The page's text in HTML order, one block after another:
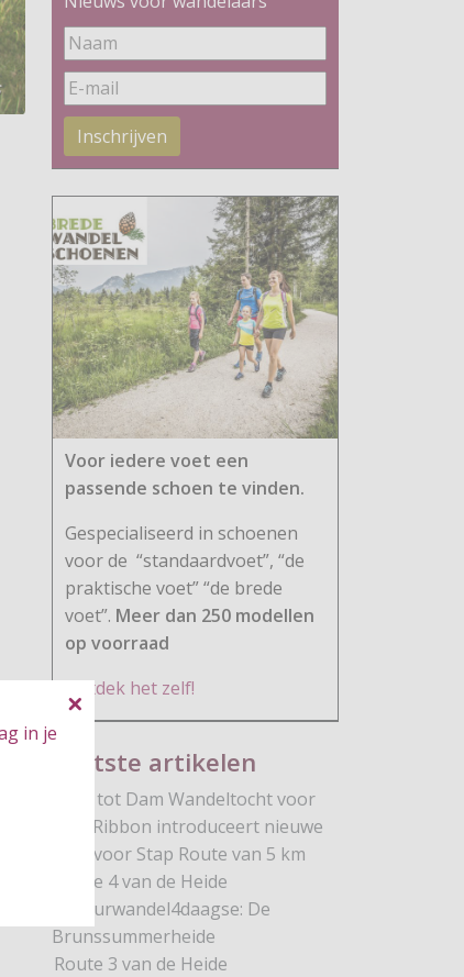
in je
Inschrijven
Voor iedere voet een
passende schoen te vinden.
Gespecialiseerd in schoenen
voor de “standaardvoet”, “de
praktische voet” “de brede
voet”. Meer dan 250 modellen
op voorraad
Ontdek het zelf!
Laatste artikelen
Dam tot Dam Wandeltocht voor
Pink Ribbon introduceert nieuwe
Stap voor Stap Route van 5 km
Route 4 van de Heide
Natuurwandel4daagse: De
Brunssummerheide
Route 3 van de Heide